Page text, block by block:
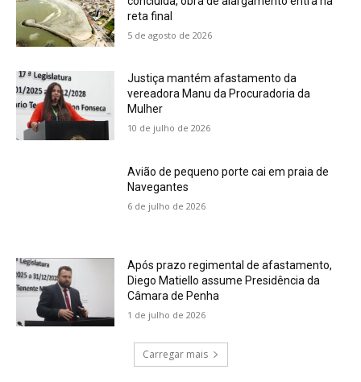
reta final
5 de agosto de 2026
Justiça mantém afastamento da
vereadora Manu da Procuradoria da
Mulher
10 de julho de 2026
Avião de pequeno porte cai em praia de
Navegantes
6 de julho de 2026
Após prazo regimental de afastamento,
Diego Matiello assume Presidência da
Câmara de Penha
1 de julho de 2026
Carregar mais